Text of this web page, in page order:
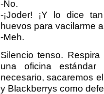
-No.
-¡Joder! ¡Y lo dice
huevos para vacilarme
-Meh.
Silencio tenso.
una oficina
necesario, sacaremos
y Blackberrys como